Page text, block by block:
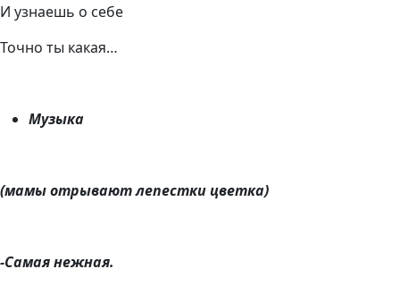
И узнаешь о себе
Точно ты какая…
Музыка
(мамы отрывают лепестки цветка)
-Самая нежная.